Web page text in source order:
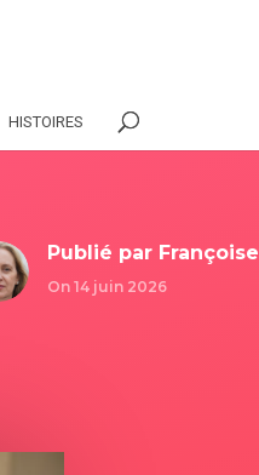
HISTOIRES
Publié par Françoise
On 14 juin 2026